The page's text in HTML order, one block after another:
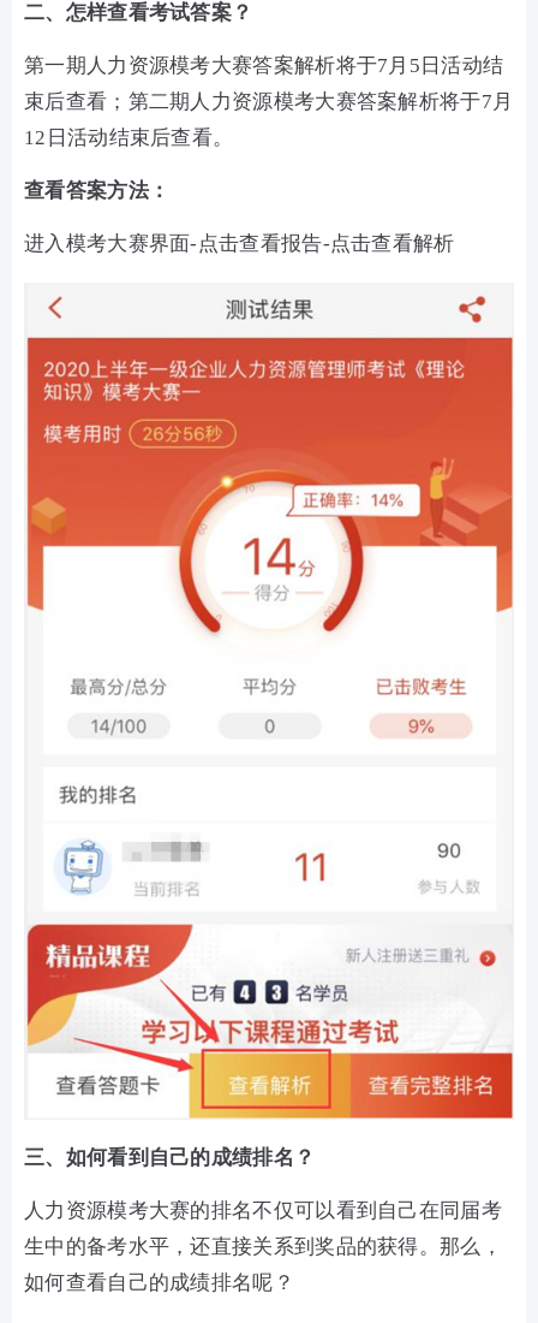
二、怎样查看考试答案？
第一期人力资源模考大赛答案解析将于7月5日活动结
束后查看；第二期人力资源模考大赛答案解析将于7月
12日活动结束后查看。
查看答案方法：
进入模考大赛界面-点击查看报告-点击查看解析
三、如何看到自己的成绩排名？
人力资源模考大赛的排名不仅可以看到自己在同届考
生中的备考水平，还直接关系到奖品的获得。那么，
如何查看自己的成绩排名呢？